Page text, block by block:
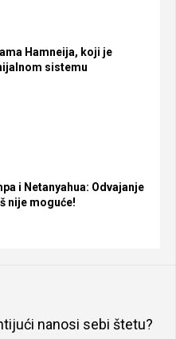
Hamneija, koji je
sistemu
i Netanyahua: Odvajanje
nije moguće!
nanosi sebi štetu?